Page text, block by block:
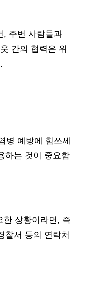
, 주변 사람들과
간의 협력은 위
병 예방에 힘쓰세
하는 것이 중요합
한 상황이라면, 즉
찰서 등의 연락처